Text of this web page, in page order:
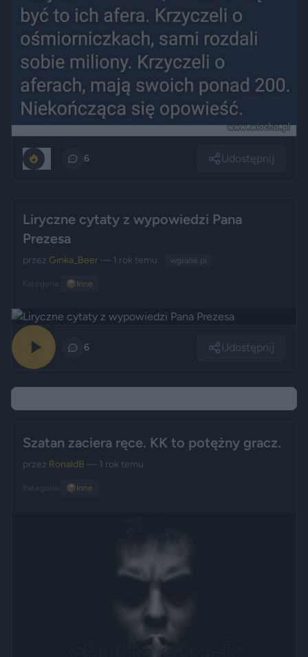
6 Udostępnij
Liryczne cytaty z wypowiedzi Pana
Prezesa
przez Ginka_Beer— 1 rok temu wgrane.pl
Kategoria: 📦 Inne
6 Udostępnij
Szatan zaciera ręce. KK to potężny gracz.
przez RonaldB — 1 rok temu
Kategoria: 📦 Inne